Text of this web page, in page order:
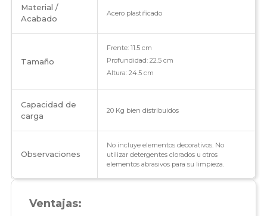
Material /
Acabado
Acero plastificado
Tamaño
Frente: 11.5 cm
Profundidad: 22.5 cm
Altura: 24.5 cm
Capacidad de
carga
20 Kg bien distribuidos
Observaciones
No incluye elementos decorativos. No
utilizar detergentes clorados u otros
elementos abrasivos para su limpieza.
Ventajas: